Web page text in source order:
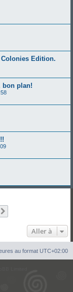
Edition.
bon plan!
Aller à
au format UTC+02:00